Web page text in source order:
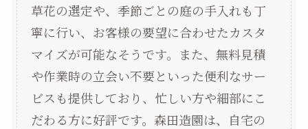
草花の選定や、季節ごとの庭の手入れも丁
寧に行い、お客様の要望に合わせたカスタ
マイズが可能なそうです。また、無料見積
や作業時の立会い不要といった便利なサー
ビスも提供しており、忙しい方や細部にこ
だわる方に好評です。森田造園は、自宅の